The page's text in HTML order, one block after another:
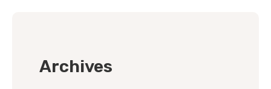
Archives